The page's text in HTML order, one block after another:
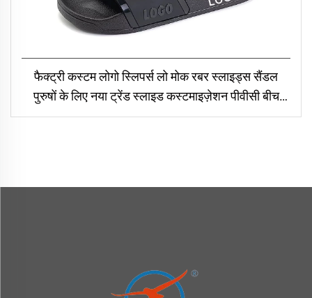
फैक्ट्री कस्टम लोगो स्लिपर्स लो मोक रबर स्लाइड्स सैंडल
पुरुषों के लिए नया ट्रेंड स्लाइड कस्टमाइज़ेशन पीवीसी बीच
फ्लिप फ्लॉप्स यूनिसेक्स